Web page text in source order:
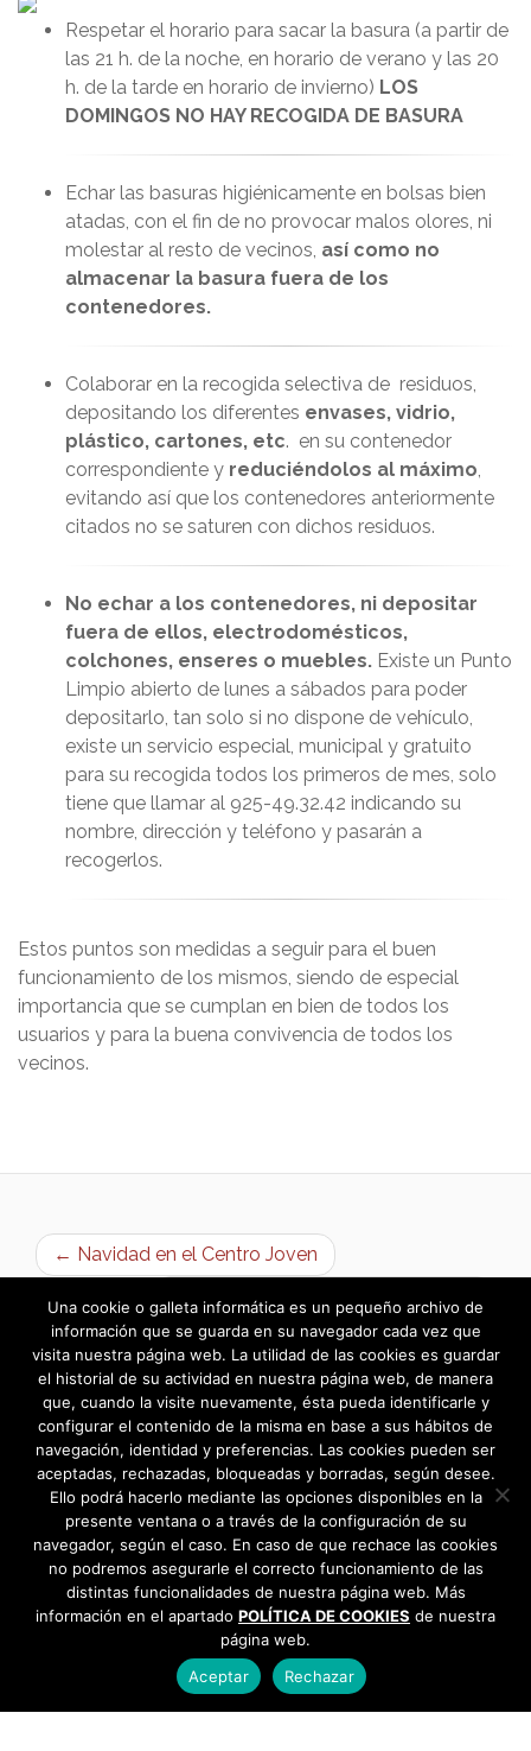
Respetar el horario para sacar la basura (a partir de
las 21 h. de la noche, en horario de verano y las 20
h. de la tarde en horario de invierno) LOS
DOMINGOS NO HAY RECOGIDA DE BASURA
Echar las basuras higiénicamente en bolsas bien
atadas, con el fin de no provocar malos olores, ni
molestar al resto de vecinos, así como no
almacenar la basura fuera de los
contenedores.
Colaborar en la recogida selectiva de residuos,
depositando los diferentes envases, vidrio,
plástico, cartones, etc. en su contenedor
correspondiente y reduciéndolos al máximo,
evitando así que los contenedores anteriormente
citados no se saturen con dichos residuos.
No echar a los contenedores, ni depositar
fuera de ellos, electrodomésticos,
colchones, enseres o muebles. Existe un Punto
Limpio abierto de lunes a sábados para poder
depositarlo, tan solo si no dispone de vehículo,
existe un servicio especial, municipal y gratuito
para su recogida todos los primeros de mes, solo
tiene que llamar al 925-49.32.42 indicando su
nombre, dirección y teléfono y pasarán a
recogerlos.
Estos puntos son medidas a seguir para el buen
funcionamiento de los mismos, siendo de especial
importancia que se cumplan en bien de todos los
usuarios y para la buena convivencia de todos los
vecinos.
← Navidad en el Centro Joven
Torneo de Padel – Navidad 2014 →
Una cookie o galleta informática es un pequeño archivo de
información que se guarda en su navegador cada vez que
visita nuestra página web. La utilidad de las cookies es guardar
el historial de su actividad en nuestra página web, de manera
que, cuando la visite nuevamente, ésta pueda identificarle y
configurar el contenido de la misma en base a sus hábitos de
navegación, identidad y preferencias. Las cookies pueden ser
aceptadas, rechazadas, bloqueadas y borradas, según desee.
Ello podrá hacerlo mediante las opciones disponibles en la
presente ventana o a través de la configuración de su
navegador, según el caso. En caso de que rechace las cookies
no podremos asegurarle el correcto funcionamiento de las
distintas funcionalidades de nuestra página web. Más
información en el apartado POLÍTICA DE COOKIES de nuestra
página web.
Aceptar
Rechazar